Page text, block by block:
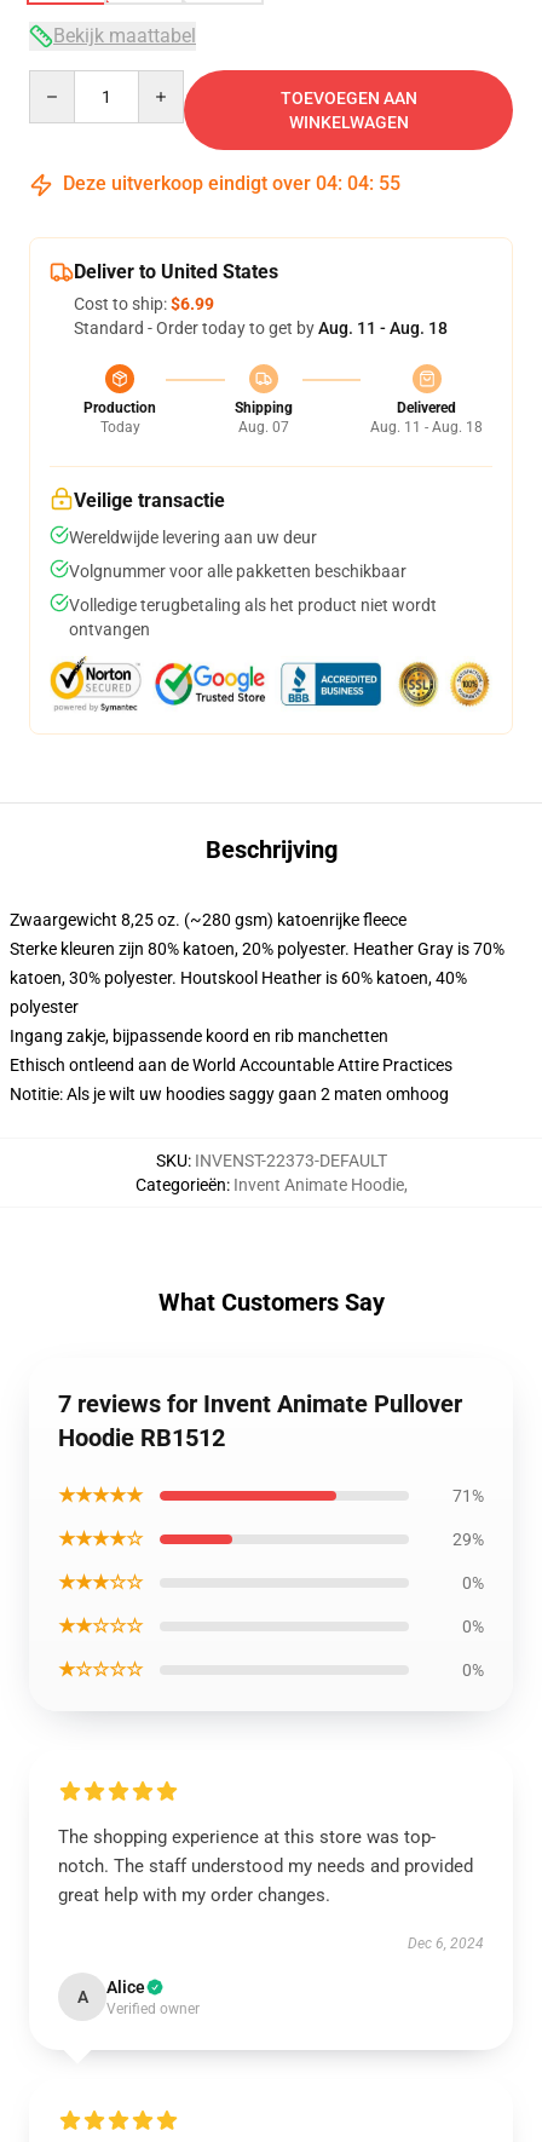
Bekijk maattabel
TOEVOEGEN AAN
WINKELWAGEN
Deze uitverkoop eindigt over 04: 04: 54
Deliver to United States
Cost to ship:$6.99
Standard - Order today to get byAug. 11 - Aug. 18
Production
Today
Shipping
Aug. 07
Delivered
Aug. 11 - Aug. 18
Veilige transactie
Wereldwijde levering aan uw deur
Volgnummer voor alle pakketten beschikbaar
Volledige terugbetaling als het product niet wordt
ontvangen
Beschrijving
Zwaargewicht 8,25 oz. (~280 gsm) katoenrijke fleece
Sterke kleuren zijn 80% katoen, 20% polyester. Heather Gray is 70%
katoen, 30% polyester. Houtskool Heather is 60% katoen, 40%
polyester
Ingang zakje, bijpassende koord en rib manchetten
Ethisch ontleend aan de World Accountable Attire Practices
Notitie: Als je wilt uw hoodies saggy gaan 2 maten omhoog
SKU: INVENST-22373-DEFAULT
Categorieën: Invent Animate Hoodie,
What Customers Say
7 reviews for Invent Animate Pullover
Hoodie RB1512
★★★★★ 71%
★★★★☆ 29%
★★★☆☆ 0%
★★☆☆☆ 0%
★☆☆☆☆ 0%
The shopping experience at this store was top-
notch. The staff understood my needs and provided
great help with my order changes.
Dec 6, 2024
A Alice
Verified owner